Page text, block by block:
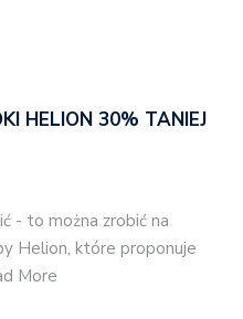
HELION 30% TANIEJ
- to można zrobić na
Helion, które proponuje
More